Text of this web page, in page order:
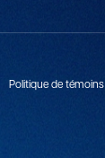
Politique de témoins